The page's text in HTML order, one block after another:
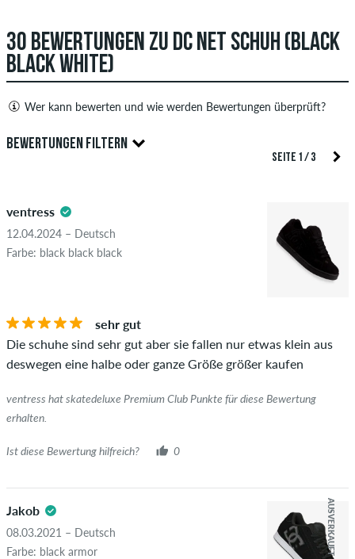
30 BEWERTUNGEN ZU DC NET SCHUH (BLACK
BLACK WHITE)
Wer kann bewerten und wie werden Bewertungen überprüft?
Nur Personen mit einem skatedeluxe Kundenkonto können
Bewertungen abgeben. Diese werden erst nach unserer
beleidigenden oder obszönen Inhalten sowie Bewertungen,
die geltendes Recht oder Urheberrechte verletzen oder Spam
und Fremdwerbung enthalten, werden nicht veröffentlicht.
Die Sternebewertung des Artikels ist der Durchschnitt aller
Ob die Bewertung von einer Person stammt, die diesen
Artikel wirklich gekauft hat, erkennst du am grünen Haken
neben dem Namen mit dem Zusatz "Verifizierter Kauf". Bei
überprüft. Bei Bewertungen ohne grünen Haken, können wir
leider nicht garantieren, dass die Personen den Artikel
wirklich besitzen oder besessen haben.
BEWERTUNGEN FILTERN
5.0
SEITE 1 / 3
ventress
12.04.2024 – Deutsch
Farbe: black black black
sehr gut
Die schuhe sind sehr gut aber sie fallen nur etwas klein aus
deswegen eine halbe oder ganze Größe größer kaufen
ventress hat skatedeluxe Premium Club Punkte für diese Bewertung
erhalten.
Ist diese Bewertung hilfreich? 0
Jakob
08.03.2021 – Deutsch
Farbe: black armor
AUSVERKAUFT